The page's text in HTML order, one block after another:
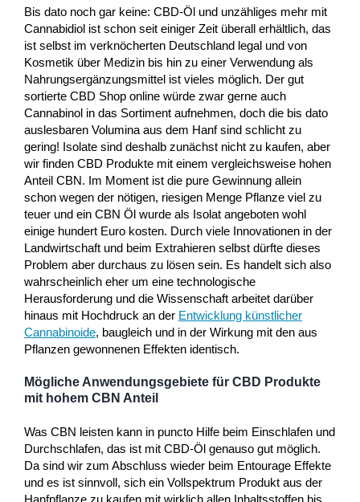
Bis dato noch gar keine: CBD-Öl und unzähliges mehr mit
Cannabidiol ist schon seit einiger Zeit überall erhältlich, das
ist selbst im verknöcherten Deutschland legal und von
Kosmetik über Medizin bis hin zu einer Verwendung als
Nahrungsergänzungsmittel ist vieles möglich. Der gut
sortierte CBD Shop online würde zwar gerne auch
Cannabinol in das Sortiment aufnehmen, doch die bis dato
auslesbaren Volumina aus dem Hanf sind schlicht zu
gering! Isolate sind deshalb zunächst nicht zu kaufen, aber
wir finden CBD Produkte mit einem vergleichsweise hohen
Anteil CBN. Im Moment ist die pure Gewinnung allein
schon wegen der nötigen, riesigen Menge Pflanze viel zu
teuer und ein CBN Öl wurde als Isolat angeboten wohl
einige hundert Euro kosten. Durch viele Innovationen in der
Landwirtschaft und beim Extrahieren selbst dürfte dieses
Problem aber durchaus zu lösen sein. Es handelt sich also
wahrscheinlich eher um eine technologische
Herausforderung und die Wissenschaft arbeitet darüber
hinaus mit Hochdruck an der Entwicklung künstlicher
Cannabinoide, baugleich und in der Wirkung mit den aus
Pflanzen gewonnenen Effekten identisch.
Mögliche Anwendungsgebiete für CBD Produkte
mit hohem CBN Anteil
Was CBN leisten kann in puncto Hilfe beim Einschlafen und
Durchschlafen, das ist mit CBD-Öl genauso gut möglich.
Da sind wir zum Abschluss wieder beim Entourage Effekte
und es ist sinnvoll, sich ein Vollspektrum Produkt aus der